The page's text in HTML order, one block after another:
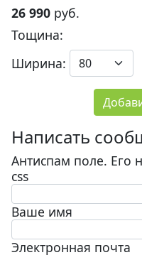
26 990 руб.
Тощина:
Ширина:
Написать
Антиспам поле. Его
css
Ваше имя
Электронная почта